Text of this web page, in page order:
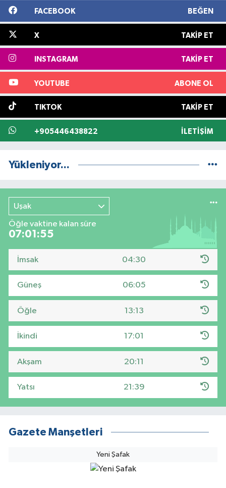
FACEBOOK BEĞEN
X TAKIP ET
INSTAGRAM TAKIP ET
YOUTUBE ABONE OL
TIKTOK TAKIP ET
+905446438822 İLETIŞIM
Yükleniyor...
Uşak
Öğle vaktine kalan süre
07:01:54
İmsak 04:30
Güneş 06:05
Öğle 13:13
İkindi 17:01
Akşam 20:11
Yatsı 21:39
Gazete Manşetleri
Yeni Şafak